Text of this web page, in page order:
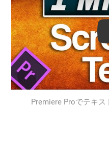
Premiere Proでテキ